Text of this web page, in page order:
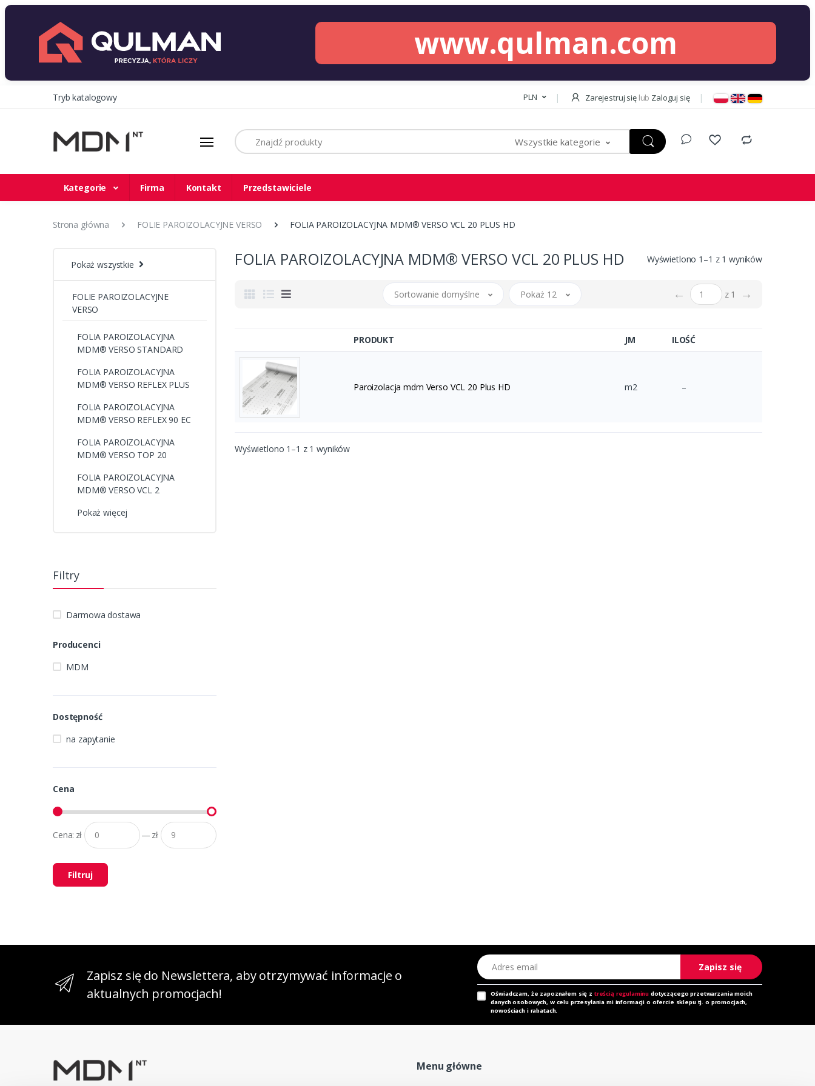
www.qulman.com
Tryb katalogowy PLN Zarejestruj się lub Zaloguj się
Szukaj
Wszystkie kategorie
Kategorie Firma Kontakt Przedstawiciele
Strona główna FOLIE PAROIZOLACYJNE VERSO FOLIA PAROIZOLACYJNA MDM® VERSO VCL 20 PLUS HD
Pokaż wszystkie
FOLIE PAROIZOLACYJNE
VERSO
FOLIA PAROIZOLACYJNA
MDM® VERSO STANDARD
FOLIA PAROIZOLACYJNA
MDM® VERSO REFLEX PLUS
FOLIA PAROIZOLACYJNA
MDM® VERSO REFLEX 90 EC
FOLIA PAROIZOLACYJNA
MDM® VERSO TOP 20
FOLIA PAROIZOLACYJNA
MDM® VERSO VCL 2
Pokaż więcej
Filtry
Darmowa dostawa
Producenci
MDM
Dostępność
na zapytanie
Cena
Cena: zł — zł
Filtruj
FOLIA PAROIZOLACYJNA MDM® VERSO VCL 20 PLUS HD Wyświetlono 1–1 z 1 wyników
Sortowanie domyślne Pokaż 12 ← z 1 →
PRODUKT JM ILOŚĆ
Paroizolacja mdm Verso VCL 20 Plus HD m2 –
Wyświetlono 1–1 z 1 wyników
Zapisz się do Newslettera, aby otrzymywać informacje o
aktualnych promocjach!
Adres email
Zapisz się
Oświadczam, że zapoznałem się z treścią regulaminu dotyczącego przetwarzania moich
danych osobowych, w celu przesyłania mi informacji o ofercie sklepu tj. o promocjach,
nowościach i rabatach.
Menu główne